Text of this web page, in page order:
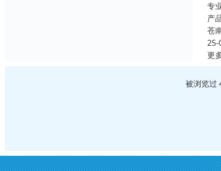
专
产
苍
25-
更
被浏览过